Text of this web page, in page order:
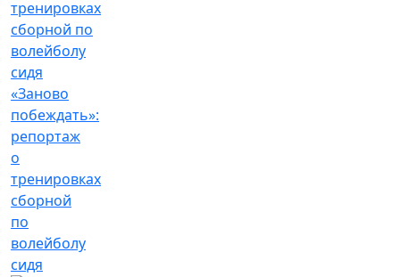
«Заново
побеждать»:
репортаж
о
тренировках
сборной
по
волейболу
сидя